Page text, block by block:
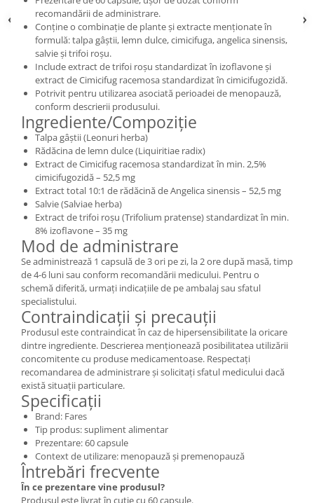
recomandării de administrare.
Conține o combinație de plante și extracte menționate în
formulă: talpa gâștii, lemn dulce, cimicifuga, angelica sinensis,
salvie și trifoi roșu.
Include extract de trifoi roșu standardizat în izoflavone și
extract de Cimicifug racemosa standardizat în cimicifugozidă.
Potrivit pentru utilizarea asociată perioadei de menopauză,
conform descrierii produsului.
Ingrediente/Compoziție
Talpa gâștii (Leonuri herba)
Rădăcina de lemn dulce (Liquiritiae radix)
Extract de Cimicifug racemosa standardizat în min. 2,5%
cimicifugozidă – 52,5 mg
Extract total 10:1 de rădăcină de Angelica sinensis – 52,5 mg
Salvie (Salviae herba)
Extract de trifoi roșu (Trifolium pratense) standardizat în min.
8% izoflavone – 35 mg
Mod de administrare
Se administrează 1 capsulă de 3 ori pe zi, la 2 ore după masă, timp
de 4-6 luni sau conform recomandării medicului. Pentru o
schemă diferită, urmați indicațiile de pe ambalaj sau sfatul
specialistului.
Contraindicații și precauții
Produsul este contraindicat în caz de hipersensibilitate la oricare
dintre ingrediente. Descrierea menționează posibilitatea utilizării
concomitente cu produse medicamentoase. Respectați
recomandarea de administrare și solicitați sfatul medicului dacă
există situații particulare.
Specificații
Brand: Fares
Tip produs: supliment alimentar
Prezentare: 60 capsule
Context de utilizare: menopauză și premenopauză
Întrebări frecvente
În ce prezentare vine produsul?
Produsul este livrat în cutie cu 60 capsule.